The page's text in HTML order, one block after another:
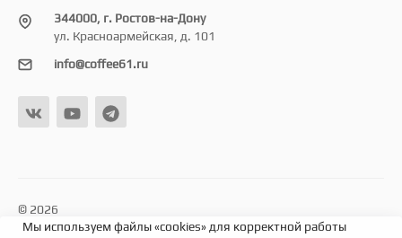
344000, г. Ростов-на-Дону
ул. Красноармейская, д. 101
info@coffee61.ru
© 2026
Мы используем файлы «cookies» для корректной работы